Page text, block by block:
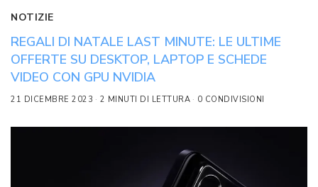
NOTIZIE
REGALI DI NATALE LAST MINUTE: LE ULTIME
OFFERTE SU DESKTOP, LAPTOP E SCHEDE
VIDEO CON GPU NVIDIA
21 DICEMBRE 2023 2 MINUTI DI LETTURA 0 CONDIVISIONI